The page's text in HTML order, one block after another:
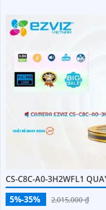
CS-C8C-A0-3H2WFL1
5%-35%
2,015,000 ₫